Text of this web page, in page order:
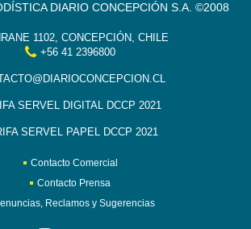
DIARIO CONCEPCIÓN S.A. ©2008
1102, CONCEPCIÓN, CHILE
+56 41 2396800
SERVEL DIGITAL DCCP 2021
SERVEL PAPEL DCCP 2021
Contacto Comercial
Contacto Prensa
Reclamos y Sugerencias